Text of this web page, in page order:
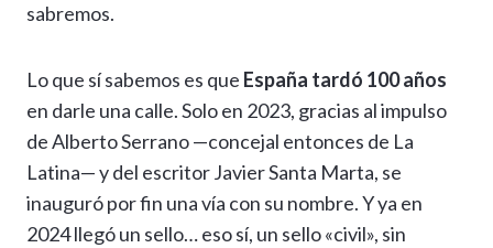
sabremos.
Lo que sí sabemos es que España tardó 100 años
en darle una calle. Solo en 2023, gracias al impulso
de Alberto Serrano —concejal entonces de La
Latina— y del escritor Javier Santa Marta, se
inauguró por fin una vía con su nombre. Y ya en
2024 llegó un sello… eso sí, un sello «civil», sin